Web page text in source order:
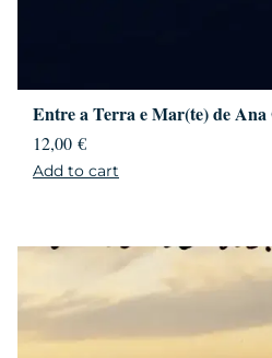
Entre a Terra e Mar(te) de
12,00 €
Add to cart